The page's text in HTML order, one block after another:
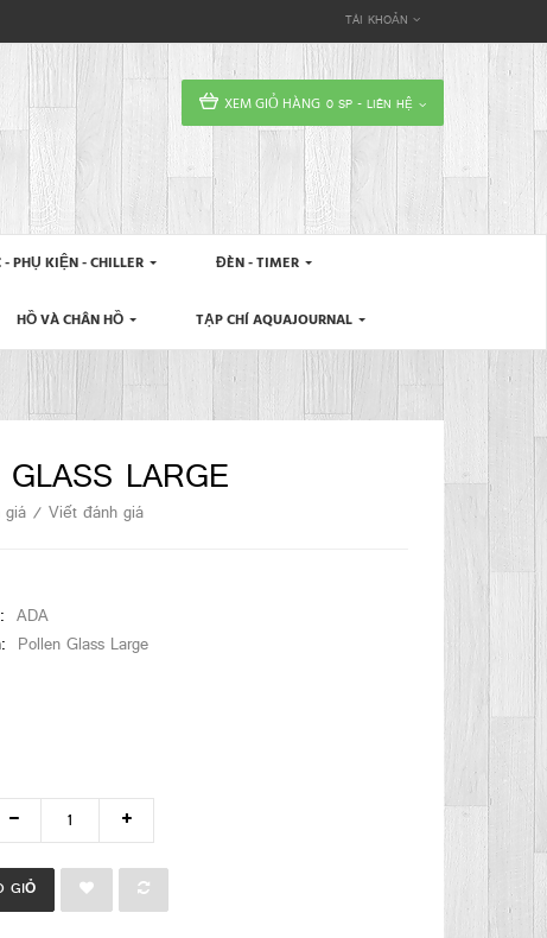
TÀI KHOẢN
XEM GIỎ HÀNG 0 SP - LIÊN HỆ
- PHỤ KIỆN - CHILLER ĐÈN - TIMER
HỒ VÀ CHÂN HỒ TẠP CHÍ AQUAJOURNAL
LARGE
/Viết đánh giá
ADA
Pollen Glass Large
GIỎ